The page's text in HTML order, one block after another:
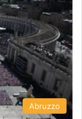
Abruzzo